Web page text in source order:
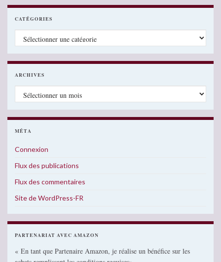
CATÉGORIES
Catégories
ARCHIVES
Archives
MÉTA
Connexion
Flux des publications
Flux des commentaires
Site de WordPress-FR
PARTENARIAT AVEC AMAZON
« En tant que Partenaire Amazon, je réalise un bénéfice sur les